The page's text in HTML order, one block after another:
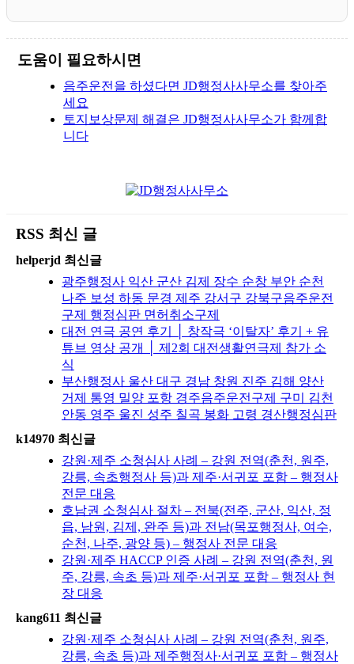
도움이 필요하시면
음주운전을 하셨다면 JD행정사사무소를 찾아주
세요
토지보상문제 해결은 JD행정사사무소가 함께합
니다
RSS 최신 글
helperjd 최신글
광주행정사 익산 군산 김제 장수 순창 부안 순천
나주 보성 하동 문경 제주 강서구 강북구음주운전
구제 행정심판 면허취소구제
대전 연극 공연 후기 │ 창작극 ‘이탈자’ 후기 + 유
튜브 영상 공개 │ 제2회 대전생활연극제 참가 소
식
부산행정사 울산 대구 경남 창원 진주 김해 양산
거제 통영 밀양 포항 경주음주운전구제 구미 김천
안동 영주 울진 성주 칠곡 봉화 고령 경산행정심판
k14970 최신글
강원·제주 소청심사 사례 – 강원 전역(춘천, 원주,
강릉, 속초행정사 등)과 제주·서귀포 포함 – 행정사
전문 대응
호남권 소청심사 절차 – 전북(전주, 군산, 익산, 정
읍, 남원, 김제, 완주 등)과 전남(목포행정사, 여수,
순천, 나주, 광양 등) – 행정사 전문 대응
강원·제주 HACCP 인증 사례 – 강원 전역(춘천, 원
주, 강릉, 속초 등)과 제주·서귀포 포함 – 행정사 현
장 대응
kang611 최신글
강원·제주 소청심사 사례 – 강원 전역(춘천, 원주,
강릉, 속초 등)과 제주행정사·서귀포 포함 – 행정사